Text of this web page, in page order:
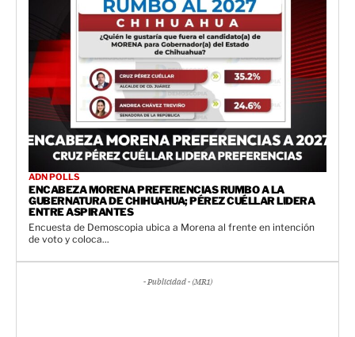
ADN POLLS
ENCABEZA MORENA PREFERENCIAS RUMBO A LA
GUBERNATURA DE CHIHUAHUA; PÉREZ CUÉLLAR LIDERA
ENTRE ASPIRANTES
Encuesta de Demoscopia ubica a Morena al frente en intención
de voto y coloca...
- Publicidad - (MR1)